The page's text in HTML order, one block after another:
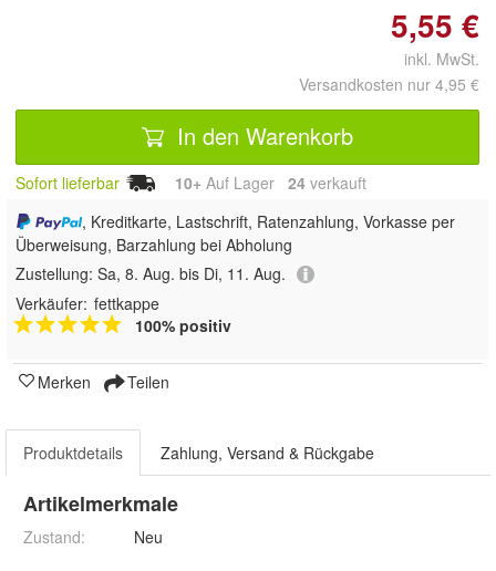
5,55 €
inkl. MwSt.
Versandkosten nur 4,95 €
In den Warenkorb
Sofort lieferbar 10+ Auf Lager 24 verkauft
, Kreditkarte, Lastschrift, Ratenzahlung, Vorkasse per
Überweisung, Barzahlung bei Abholung
Zustellung: Sa, 8. Aug. bis Di, 11. Aug.
Verkäufer: fettkappe
100% positiv
Merken Teilen
Produktdetails Zahlung, Versand & Rückgabe
Artikelmerkmale
Zustand: Neu